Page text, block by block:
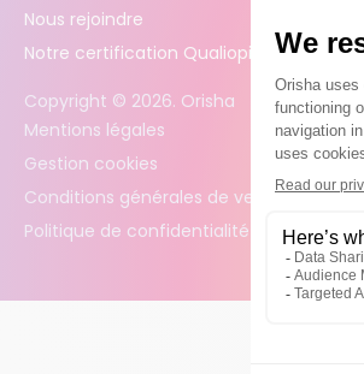
Nous rejoindre
Notre certification Qualiopi
Copyright © 2026. Orisha
Mentions légales
Gestion cookies
Conditions générales de vente
Politique de confidentialité des données